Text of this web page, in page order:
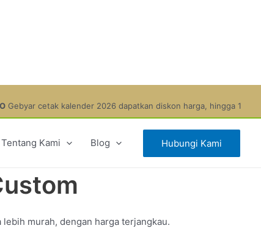
2026 dapatkan diskon harga, hingga 11,9%.Pesan Sekarang
Tentang Kami Blog Hubungi Kami
murah, dengan harga terjangkau.